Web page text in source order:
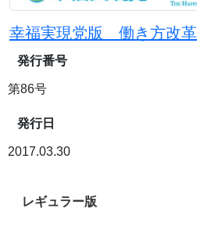
幸福実現党版 働き方改革
発行番号
第86号
発行日
2017.03.30
レギュラー版